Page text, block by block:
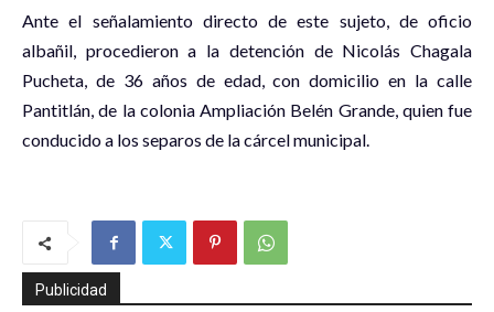
Ante el señalamiento directo de este sujeto, de oficio
albañil, procedieron a la detención de Nicolás Chagala
Pucheta, de 36 años de edad, con domicilio en la calle
Pantitlán, de la colonia Ampliación Belén Grande, quien fue
conducido a los separos de la cárcel municipal.
Publicidad